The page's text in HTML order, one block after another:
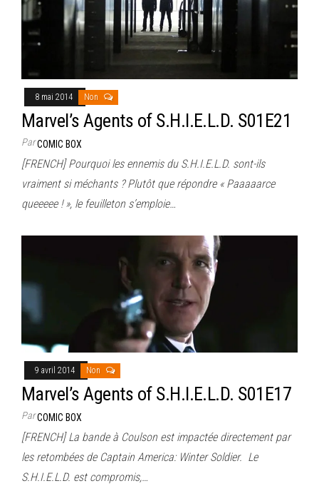
8 mai 2014 Non
Marvel’s Agents of S.H.I.E.L.D. S01E21
ParCOMIC BOX
[FRENCH] Pourquoi les ennemis du S.H.I.E.L.D. sont-ils
vraiment si méchants ? Plutôt que répondre « Paaaaarce
queeeee ! », le feuilleton s’emploie…
9 avril 2014 Non
Marvel’s Agents of S.H.I.E.L.D. S01E17
ParCOMIC BOX
[FRENCH] La bande à Coulson est impactée directement par
les retombées de Captain America: Winter Soldier. Le
S.H.I.E.L.D. est compromis,…